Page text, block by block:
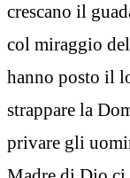
crescano il
col miraggio
hanno posto il
strappare la
privare gli